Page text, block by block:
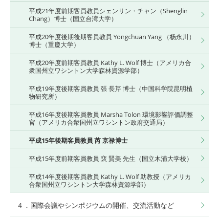
平成21年度前期客員教員シェンリン・チャン（Shenglin
Chang）博士（国立台湾大学）
平成20年度後期後期客員教員 Yongchuan Yang （杨永川）
博士（重慶大学）
平成20年度前期客員教員 Kathy L. Wolf 博士（アメリカ合
衆国州立ワシントン大学森林資源学部）
平成19年度後期客員教員 張 長芹 博士（中国科学院昆明植
物研究所）
平成16年度後期客員教員 Marsha Tolon 環境影響評価調整
官（アメリカ合衆国州立ワシントン政府交通局）
平成15年後期客員教員 芮 京禄博士
平成15年度前期客員教員 裵 賢美 先生（国立木浦大学校）
平成14年度後期客員教員 Kathy L. Wolf 助教授（アメリカ
合衆国州立ワシントン大学森林資源学部）
４．国際会議やシンポジウムの開催、交流活動など